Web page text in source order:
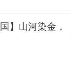
】山河染金，